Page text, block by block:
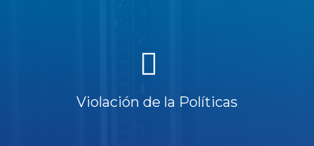
Violación de la Políticas